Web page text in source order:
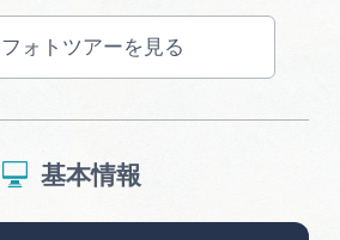
フォトツアーを見る
基本情報